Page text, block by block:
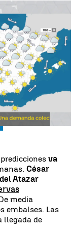
hoy |
va
César
Atazar
media
embalses. Las
llegada de